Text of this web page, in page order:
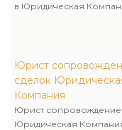
в Юридическая
Юрист
сделок
Компания
Юрист сопровождение
Юридическая